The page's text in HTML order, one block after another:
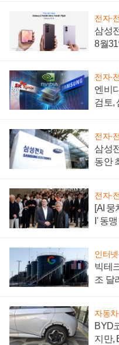
전자·
삼성
8월
전자·
엔비
검토,
전자·
삼성
동안
전자·
[AI
I' 동
인터넷
빅테
조 달
자동차
BYD
지만,